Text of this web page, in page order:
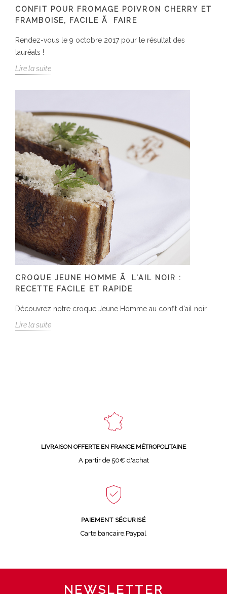
CONFIT POUR FROMAGE POIVRON CHERRY ET
FRAMBOISE, FACILE Ã FAIRE
Rendez-vous le 9 octobre 2017 pour le résultat des
lauréats !
Lire la suite
CROQUE JEUNE HOMME Ã L'AIL NOIR :
RECETTE FACILE ET RAPIDE
Découvrez notre croque Jeune Homme au confit d'ail noir
Lire la suite
LIVRAISON OFFERTE EN FRANCE MÉTROPOLITAINE
A partir de 50€ d'achat
PAIEMENT SÉCURISÉ
Carte bancaire,Paypal
NEWSLETTER